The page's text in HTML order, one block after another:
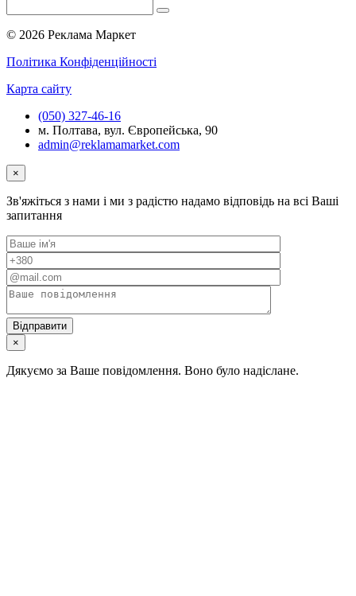
© 2026 Реклама Маркет
Політика Конфіденційності
Карта сайту
(050) 327-46-16
м. Полтава, вул. Європейська, 90
admin@reklamamarket.com
×
Зв'яжіться з нами і ми з радістю надамо відповідь на всі Ваші
запитання
×
Дякуємо за Ваше повідомлення. Воно було надіслане.